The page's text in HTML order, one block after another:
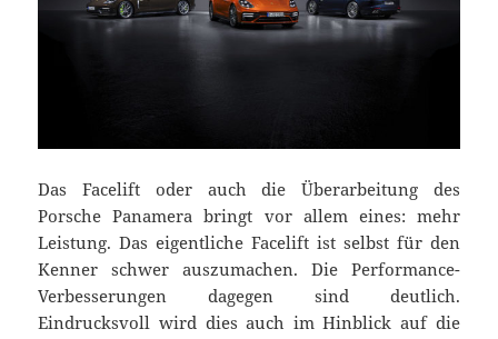
Das Facelift oder auch die Überarbeitung des
Porsche Panamera bringt vor allem eines: mehr
Leistung. Das eigentliche Facelift ist selbst für den
Kenner schwer auszumachen. Die Performance-
Verbesserungen dagegen sind deutlich.
Eindrucksvoll wird dies auch im Hinblick auf die